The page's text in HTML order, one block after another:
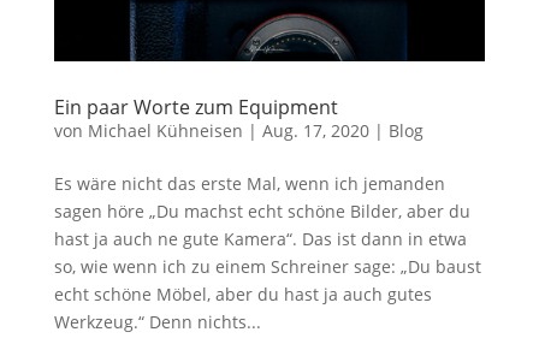
Ein paar Worte zum Equipment
von Michael Kühneisen | Aug. 17, 2020| Blog
Es wäre nicht das erste Mal, wenn ich jemanden
sagen höre „Du machst echt schöne Bilder, aber du
hast ja auch ne gute Kamera“. Das ist dann in etwa
so, wie wenn ich zu einem Schreiner sage: „Du baust
echt schöne Möbel, aber du hast ja auch gutes
Werkzeug.“ Denn nichts...